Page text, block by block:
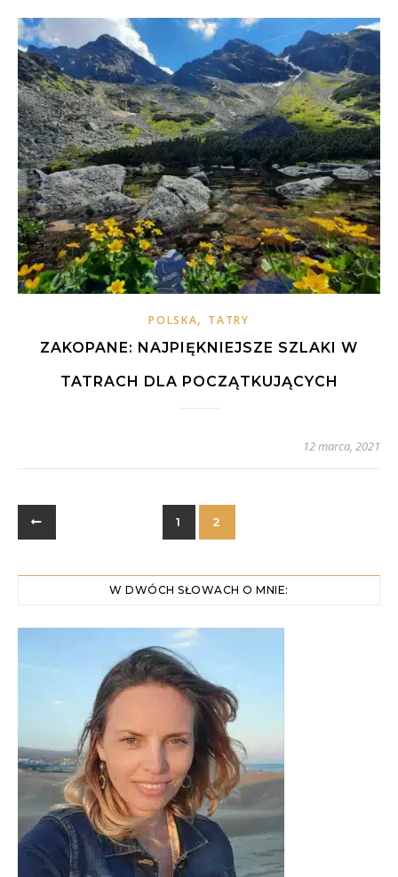
POLSKA, TATRY
ZAKOPANE: NAJPIĘKNIEJSZE SZLAKI W
TATRACH DLA POCZĄTKUJĄCYCH
12 marca, 2021
1 2
W DWÓCH SŁOWACH O MNIE: